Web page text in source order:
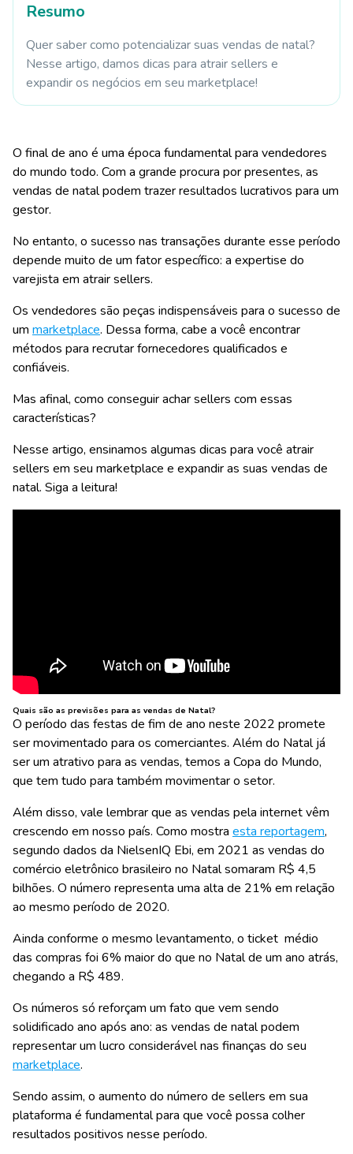
Resumo
Quer saber como potencializar suas vendas de natal?
Nesse artigo, damos dicas para atrair sellers e
expandir os negócios em seu marketplace!
O final de ano é uma época fundamental para vendedores
do mundo todo. Com a grande procura por presentes, as
vendas de natal podem trazer resultados lucrativos para um
gestor.
No entanto, o sucesso nas transações durante esse período
depende muito de um fator específico: a expertise do
varejista em atrair sellers.
Os vendedores são peças indispensáveis para o sucesso de
um marketplace. Dessa forma, cabe a você encontrar
métodos para recrutar fornecedores qualificados e
confiáveis.
Mas afinal, como conseguir achar sellers com essas
características?
Nesse artigo, ensinamos algumas dicas para você atrair
sellers em seu marketplace e expandir as suas vendas de
natal. Siga a leitura!
Quais são as previsões para as vendas de Natal?
O período das festas de fim de ano neste 2022 promete
ser movimentado para os comerciantes. Além do Natal já
ser um atrativo para as vendas, temos a Copa do Mundo,
que tem tudo para também movimentar o setor.
Além disso, vale lembrar que as vendas pela internet vêm
crescendo em nosso país. Como mostra esta reportagem,
segundo dados da NielsenIQ Ebi, em 2021 as vendas do
comércio eletrônico brasileiro no Natal somaram R$ 4,5
bilhões. O número representa uma alta de 21% em relação
ao mesmo período de 2020.
Ainda conforme o mesmo levantamento, o ticket médio
das compras foi 6% maior do que no Natal de um ano atrás,
chegando a R$ 489.
Os números só reforçam um fato que vem sendo
solidificado ano após ano: as vendas de natal podem
representar um lucro considerável nas finanças do seu
marketplace.
Sendo assim, o aumento do número de sellers em sua
plataforma é fundamental para que você possa colher
resultados positivos nesse período.